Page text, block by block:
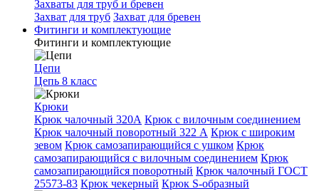
Захваты для труб и бревен
Захват для труб Захват для бревен
Фитинги и комплектующие
Фитинги и комплектующие
Цепи
Цепь 8 класс
Крюки
Крюк чалочный 320А Крюк с вилочным соединением
Крюк чалочный поворотный 322 А Крюк с широким
зевом Крюк самозапирающийся с ушком Крюк
самозапирающийся с вилочным соединением Крюк
самозапирающийся поворотный Крюк чалочный ГОСТ
25573-83 Крюк чекерный Крюк S-образный